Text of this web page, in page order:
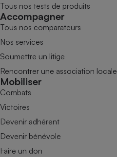
Tous nos tests de produits
Accompagner
Tous nos comparateurs
Nos services
Soumettre un litige
Rencontrer une association locale
Mobiliser
Combats
Victoires
Devenir adhérent
Devenir bénévole
Faire un don